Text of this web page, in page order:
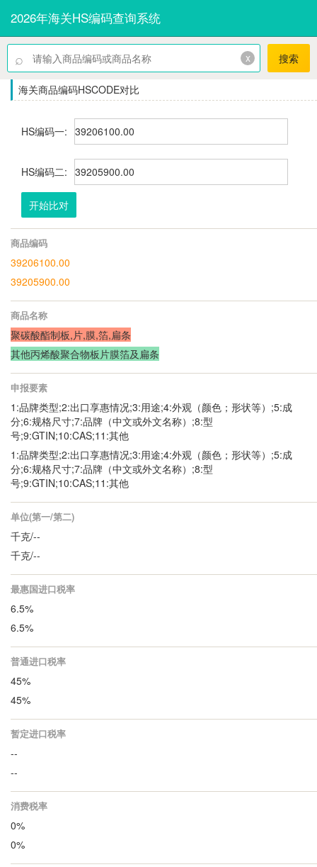
2026年海关HS编码查询系统
⌕ x 搜索
海关商品编码HSCODE对比
HS编码一:
HS编码二:
开始比对
商品编码
39206100.00
39205900.00
商品名称
聚碳酸酯制板,片,膜,箔,扁条
其他丙烯酸聚合物板片膜箔及扁条
申报要素
1:品牌类型;2:出口享惠情况;3:用途;4:外观（颜色；形状等）;5:成
分;6:规格尺寸;7:品牌（中文或外文名称）;8:型
号;9:GTIN;10:CAS;11:其他
1:品牌类型;2:出口享惠情况;3:用途;4:外观（颜色；形状等）;5:成
分;6:规格尺寸;7:品牌（中文或外文名称）;8:型
号;9:GTIN;10:CAS;11:其他
单位(第一/第二)
千克/--
千克/--
最惠国进口税率
6.5%
6.5%
普通进口税率
45%
45%
暂定进口税率
--
--
消费税率
0%
0%